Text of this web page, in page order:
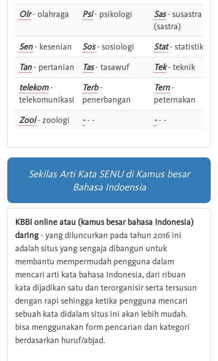
Olr- olahraga Psi- psikologi Sas- susastra -
(sastra)
Sen- kesenian Sos- sosiologi Stat- statistik
Tan- pertanian Tas- tasawuf Tek- teknik
telekom-
telekomunikasi
Terb-
penerbangan
Tern-
peternakan
Zool- zoologi -- - -- -
Sekilas Arti Kata SENU di Kamus besar
Bahasa Indoensia
KBBI online atau (kamus besar bahasa Indonesia)
daring- yang diluncurkan pada tahun 2016 ini
adalah situs yang sengaja dibangun untuk
membantu mempermudah pengguna dalam
mencari arti kata bahasa Indonesia, dari ribuan
kata dijadikan satu dan terorganisir serta tersusun
dengan rapi sehingga ketika pengguna mencari
sebuah kata didalam situs ini akan lebih mudah.
bisa menggunakan form pencarian dan kategori
berdasarkan huruf/abjad.